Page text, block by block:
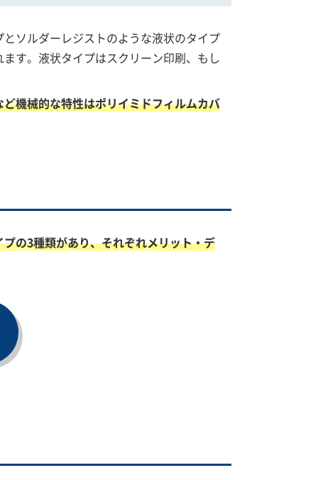
ソルダーレジストのような液状のタイプ
す。液状タイプはスクリーン印刷、もし
機械的な特性はポリイミドフィルムカバ
の3種類があり、それぞれメリット・デ